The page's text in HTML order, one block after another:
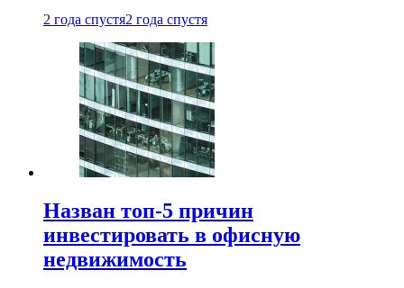
2 года спустя2 года спустя
Назван топ-5 причин
инвестировать в офисную
недвижимость